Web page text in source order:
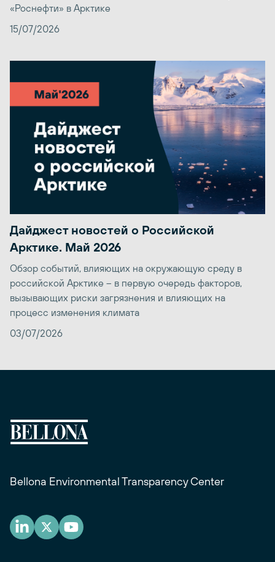
«Роснефти» в Арктике
15/07/2026
Дайджест новостей о Российской
Арктике. Май 2026
Обзор событий, влияющих на окружающую среду в
российской Арктике – в первую очередь факторов,
вызывающих риски загрязнения и влияющих на
процесс изменения климата
03/07/2026
Bellona Environmental Transparency Center